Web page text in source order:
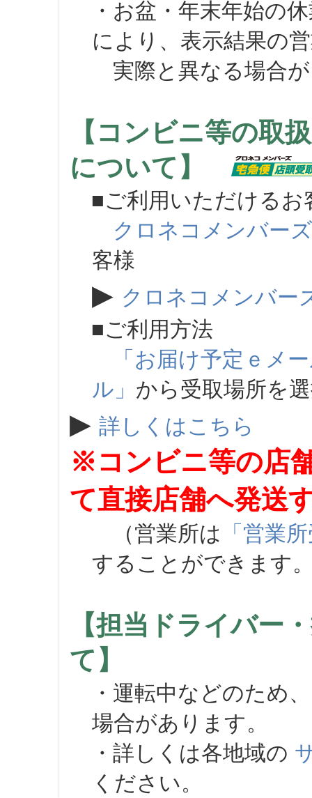
・お盆・年末年始の
により、表示結果の
実際と異なる場合が
【コンビニ等の取
について】
■ご利用いただけるお
クロネコメンバーズ
客様
▶ クロネコメンバー
■ご利用方法
「お届け予定ｅメ
ル」 から受取場所を
▶ 詳しくはこちら
※コンビニ等の店
て直接店舗へ発送
（営業所は 「営業
することができます
【担当ドライバー
て】
・運転中などのため
場合があります。
・詳しくは各地域の
ください。